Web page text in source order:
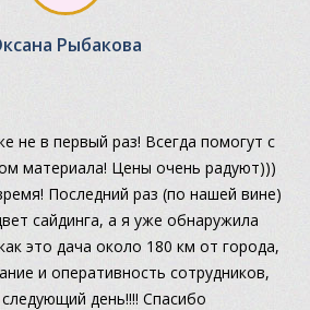
Рыбакова
не в первый раз! Всегда помогут с
материала! Цены очень радуют)))
Последний раз (по нашей вине)
сайдинга, а я уже обнаружила
это дача около 180 км от города,
и оперативность сотрудников,
день!!!! Спасибо